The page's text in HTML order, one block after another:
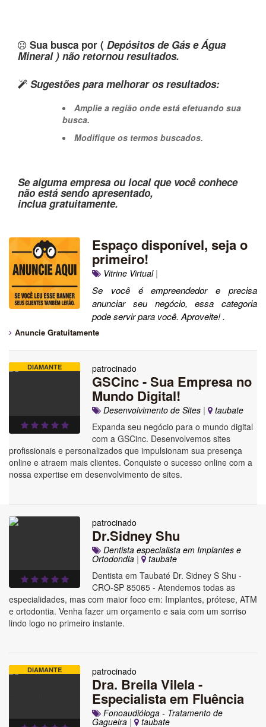
Sua busca por ( Depósitos de Gás e Água
Mineral ) não retornou resultados.
Sugestões para melhorar os resultados:
Amplie a região onde está efetuando sua
busca.
Modifique os termos buscados.
Se alguma empresa ou local que você conhece
não está sendo apresentado,
inclua gratuitamente.
Espaço disponível, seja o
primeiro!
Vitrine Virtual|
Se você é empreendedor e precisa
anunciar seu negócio, essa categoria
pode servir para você. Aproveite! .
Anuncie Gratuitamente
DIAMANTE patrocinado
GSCinc - Sua Empresa no
Mundo Digital!
Desenvolvimento de Sites |
taubate
Expanda seu negócio para o mundo digital
com a GSCinc. Desenvolvemos sites
profissionais e personalizados que impulsionam sua presença
online e atraem mais clientes. Conquiste o sucesso online com a
nossa expertise em desenvolvimento de sites.
patrocinado
Dr.Sidney Shu
Dentista especialista em Implantes e
Ortodondia |
taubate
Dentista em Taubaté Dr. Sidney S Shu -
CRO-SP 85065 - Atendemos todas as
especialidades, mas com maior foco em: Implantes, prótese, ATM
e ortodontia. Venha fazer um orçamento e saia com um sorriso
lindo logo no primeiro instante.
DIAMANTE patrocinado
Dra. Breila Vilela -
Especialista em Fluência
Fonoaudióloga - Tratamento de
Gagueira | taubate